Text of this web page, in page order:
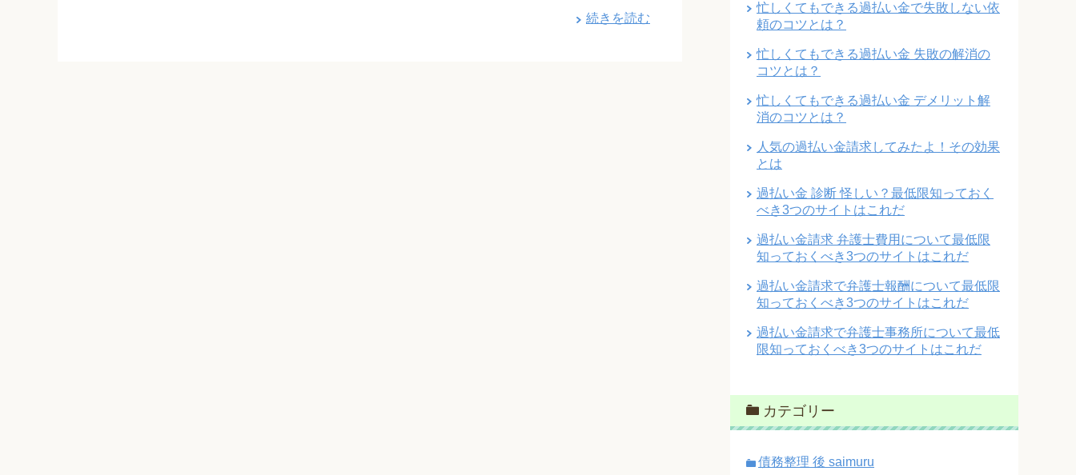
続きを読む
忙しくてもできる過払い金で失敗しない依
頼のコツとは？
忙しくてもできる過払い金 失敗の解消の
コツとは？
忙しくてもできる過払い金 デメリット解
消のコツとは？
人気の過払い金請求してみたよ！その効果
とは
過払い金 診断 怪しい？最低限知っておく
べき3つのサイトはこれだ
過払い金請求 弁護士費用について最低限
知っておくべき3つのサイトはこれだ
過払い金請求で弁護士報酬について最低限
知っておくべき3つのサイトはこれだ
過払い金請求で弁護士事務所について最低
限知っておくべき3つのサイトはこれだ
カテゴリー
債務整理 後 saimuru